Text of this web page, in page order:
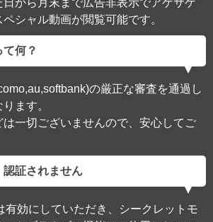
日から月末まで広告非表示でアゲサゲ
シャル動画が閲覧可能です。
何？
の厳正な審査を通過し
ます。
一切ございませんので、安心してご
証されません
有効にしていただき、シークレットモ